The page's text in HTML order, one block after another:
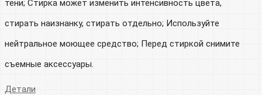
тени; Стирка может изменить интенсивность цвета,
стирать наизнанку, стирать отдельно; Используйте
нейтральное моющее средство; Перед стиркой снимите
съемные аксессуары.
Детали